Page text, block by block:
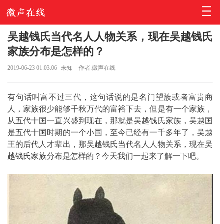
吴越钱氏当代名人人物关系，现在吴越钱氏
家族分布是怎样的？
2019-06-23 01:03:06 未知 作者:徽声在线
有句话叫富不过三代，这句话说的是名门望族或者富贵商
人，家族很少能够千秋万代的富裕下去，但是有一个家族，
从五代十国一直兴盛到现在，那就是吴越钱氏家族，吴越国
是五代十国时期的一个小国，至今已经有一千多年了，吴越
王的后代人才辈出，那吴越钱氏当代名人人物关系，现在吴
越钱氏家族分布是怎样的？今天我们一起来了解一下吧。